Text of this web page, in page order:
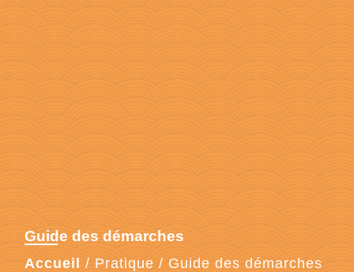
Guide des démarches
Accueil / Pratique / Guide des démarches